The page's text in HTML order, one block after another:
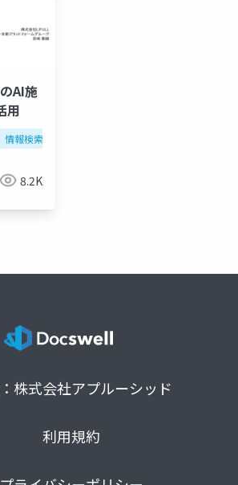
AI施
用
情報検索
8.2K
株式会社アプルーシッド
利用規約